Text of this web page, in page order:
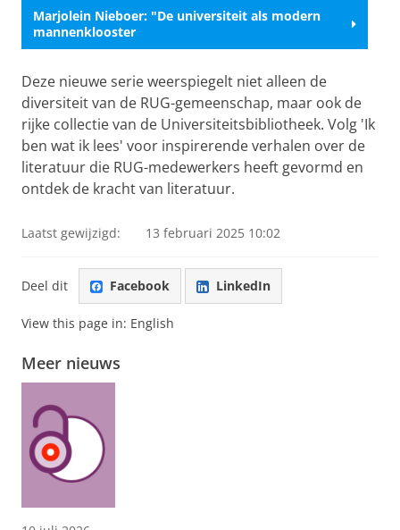
Marjolein Nieboer: "De universiteit als modern
mannenklooster
Deze nieuwe serie weerspiegelt niet alleen de
diversiteit van de RUG-gemeenschap, maar ook de
rijke collectie van de Universiteitsbibliotheek. Volg 'Ik
ben wat ik lees' voor inspirerende verhalen over de
literatuur die RUG-medewerkers heeft gevormd en
ontdek de kracht van literatuur.
Laatst gewijzigd: 13 februari 2025 10:02
Deel dit Facebook LinkedIn
View this page in: English
Meer nieuws